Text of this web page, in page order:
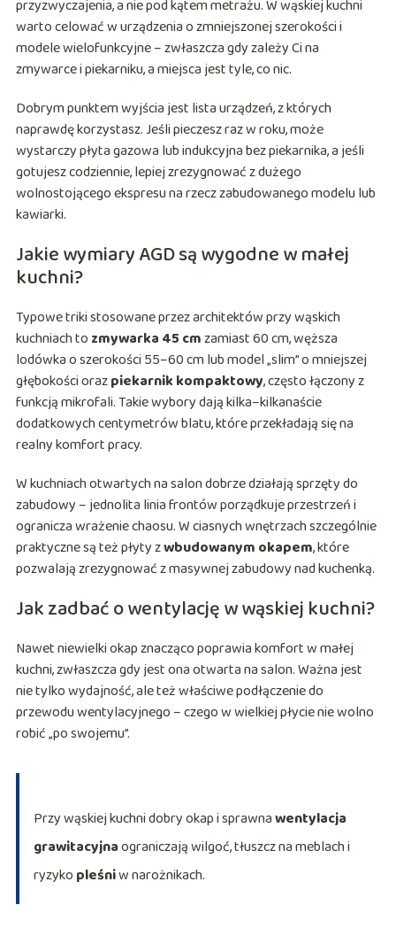
przyzwyczajenia, a nie pod kątem metrażu. W wąskiej kuchni
warto celować w urządzenia o zmniejszonej szerokości i
modele wielofunkcyjne – zwłaszcza gdy zależy Ci na
zmywarce i piekarniku, a miejsca jest tyle, co nic.
Dobrym punktem wyjścia jest lista urządzeń, z których
naprawdę korzystasz. Jeśli pieczesz raz w roku, może
wystarczy płyta gazowa lub indukcyjna bez piekarnika, a jeśli
gotujesz codziennie, lepiej zrezygnować z dużego
wolnostojącego ekspresu na rzecz zabudowanego modelu lub
kawiarki.
Jakie wymiary AGD są wygodne w małej
kuchni?
Typowe triki stosowane przez architektów przy wąskich
kuchniach to zmywarka 45 cmzamiast 60 cm, węższa
lodówka o szerokości 55–60 cm lub model „slim” o mniejszej
głębokości orazpiekarnik kompaktowy, często łączony z
funkcją mikrofali. Takie wybory dają kilka–kilkanaście
dodatkowych centymetrów blatu, które przekładają się na
realny komfort pracy.
W kuchniach otwartych na salon dobrze działają sprzęty do
zabudowy – jednolita linia frontów porządkuje przestrzeń i
ogranicza wrażenie chaosu. W ciasnych wnętrzach szczególnie
praktyczne są też płyty zwbudowanym okapem, które
pozwalają zrezygnować z masywnej zabudowy nad kuchenką.
Jak zadbać o wentylację w wąskiej kuchni?
Nawet niewielki okap znacząco poprawia komfort w małej
kuchni, zwłaszcza gdy jest ona otwarta na salon. Ważna jest
nie tylko wydajność, ale też właściwe podłączenie do
przewodu wentylacyjnego – czego w wielkiej płycie nie wolno
robić „po swojemu”.
Przy wąskiej kuchni dobry okap i sprawnawentylacja
grawitacyjnaograniczają wilgoć, tłuszcz na meblach i
ryzyko pleśniw narożnikach.